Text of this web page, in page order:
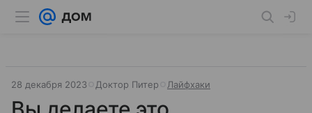
28 декабря 2023 Доктор Питер Лайфхаки